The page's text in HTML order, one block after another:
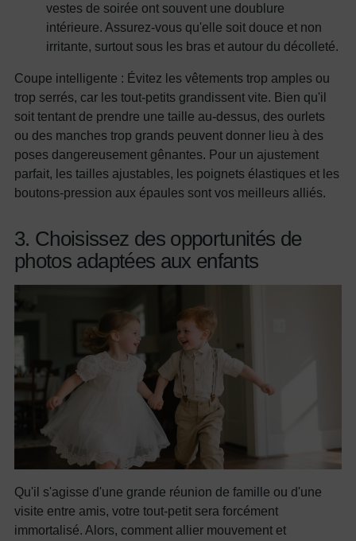
vestes de soirée ont souvent une doublure
intérieure. Assurez-vous qu'elle soit douce et non
irritante, surtout sous les bras et autour du décolleté.
Coupe intelligente : Évitez les vêtements trop amples ou
trop serrés, car les tout-petits grandissent vite. Bien qu'il
soit tentant de prendre une taille au-dessus, des ourlets
ou des manches trop grands peuvent donner lieu à des
poses dangereusement gênantes. Pour un ajustement
parfait, les tailles ajustables, les poignets élastiques et les
boutons-pression aux épaules sont vos meilleurs alliés.
3. Choisissez des opportunités de
photos adaptées aux enfants
Qu'il s'agisse d'une grande réunion de famille ou d'une
visite entre amis, votre tout-petit sera forcément
immortalisé. Alors, comment allier mouvement et